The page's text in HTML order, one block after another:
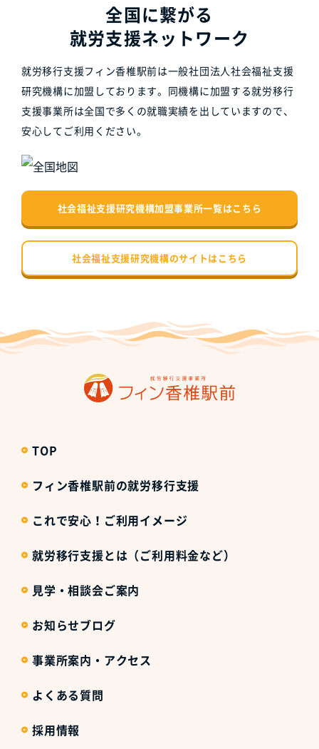
全国に繋がる
就労支援ネットワーク
就労移行支援フィン香椎駅前は一般社団法人社会福祉支援
研究機構に加盟しております。同機構に加盟する就労移行
支援事業所は全国で多くの就職実績を出していますので、
安心してご利用ください。
社会福祉支援研究機構加盟事業所一覧はこちら
社会福祉支援研究機構のサイトはこちら
TOP
フィン香椎駅前の就労移行支援
これで安心！ご利用イメージ
就労移行支援とは（ご利用料金など）
見学・相談会ご案内
お知らせブログ
事業所案内・アクセス
よくある質問
採用情報